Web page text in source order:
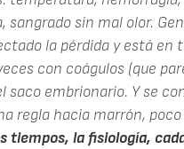
sangrado sin mal olor.
la pérdida y está en
con coágulos (que
saco embrionario. Y se
regla hacia marrón,
tiempos, la fisiología,